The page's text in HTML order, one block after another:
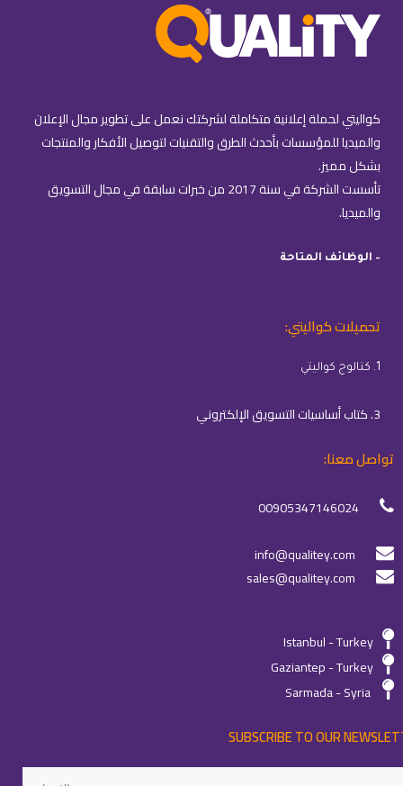
كواليتي لحملة إعلانية متكاملة لشركتك نعمل على تطوير مجال الإعلان
والميديا للمؤسسات بأحدث الطرق والتقنيات لتوصيل الأفكار والمنتجات
بشكل مميز.
تأسست الشركة في سنة 2017 من خبرات سابقة في مجال التسويق
والميديا.
– الوظائف المتاحة
تحميلات كواليتي:
1. كتالوج كواليتي
3. كتاب أساسيات التسويق الإلكتروني
تواصل معنا:
00905347146024
info@qualitey.com
sales@qualitey.com
Istanbul - Turkey
Gaziantep - Turkey
Sarmada - Syria
SUBSCRIBE TO OUR